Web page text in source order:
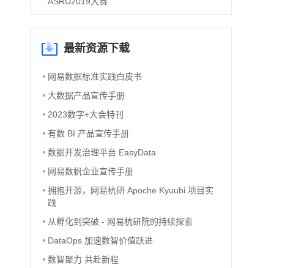
最新资源下载
网易数据标准实践白皮书
大数据产品宣传手册
2023数字+大会特刊
有数 BI 产品宣传手册
数据开发治理平台 EasyData
网易数帆企业宣传手册
拥抱开源，网易杭研 Apoche Kyuubi 项目实
践
从孵化到突破 - 网易杭研院的持续探索
DataOps 加速数智价值跃进
数智聚力 共赴新程